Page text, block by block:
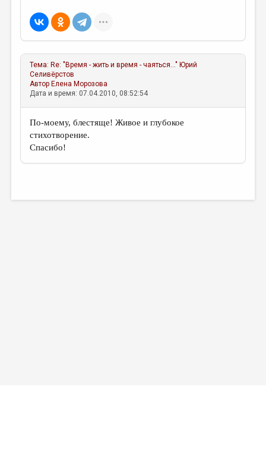
ПУБЛИЦИСТИКА
РЕЦЕНЗИРОВАНИЕ
ЦИКЛЫ ПУБЛИКАЦИЙ
ТРЕДИАКОВСКИЙ
МЕДИА
ВКОНТАКТЕ
Тема: Re: "Время - жить и время - чаяться..." Юрий
Селивёрстов
Автор Елена Морозова
Дата и время: 07.04.2010, 08:52:54
По-моему, блестяще! Живое и глубокое
стихотворение.
Спасибо!